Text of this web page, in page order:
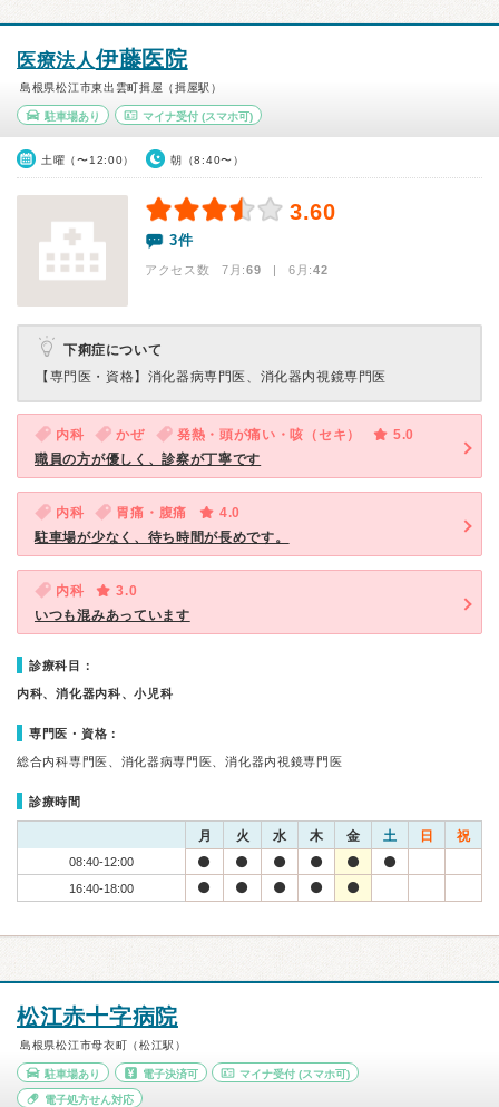
医療法人伊藤医院
島根県松江市東出雲町揖屋（揖屋駅）
駐車場あり マイナ受付(スマホ可)
土曜（〜12:00） 朝（8:40〜）
3.60
3件
アクセス数 7月:69 | 6月:42
下痢症について
【専門医・資格】 消化器病専門医、消化器内視鏡専門医
内科 かぜ 発熱・頭が痛い・咳（セキ）
5.0
職員の方が優しく、診察が丁寧です
内科 胃痛・腹痛
4.0
駐車場が少なく、待ち時間が長めです。
内科
3.0
いつも混みあっています
診療科目：
内科、消化器内科、小児科
専門医・資格：
総合内科専門医、消化器病専門医、消化器内視鏡専門医
診療時間
月 火 水 木 金 土 日 祝
08:40-12:00
16:40-18:00
松江赤十字病院
島根県松江市母衣町（松江駅）
駐車場あり 電子決済可 マイナ受付 (スマホ可)
電子処方せん対応